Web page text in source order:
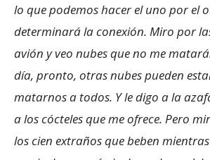
lo que podemos hacer el uno por el
determinará la conexión. Miro por
avión y veo nubes que no me
día, pronto, otras nubes pueden
matarnos a todos. Y le digo a la
a los cócteles que me ofrece. Pero
los cien extraños que beben